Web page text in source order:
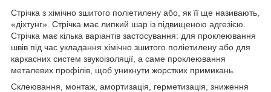
Стрічка з хімічно зшитого поліетилену або, як її ще називають,
«діхтунг». Стрічка має липкий шар із підвищеною адгезією.
Стрічка має кілька варіантів застосування: для проклеювання
швів під час укладання хімічно зшитого поліетилену або для
каркасних систем звукоізоляції, а саме проклеювання
металевих профілів, щоб уникнути жорстких примикань.
Склеювання, монтаж, амортизація, герметизація, зниження